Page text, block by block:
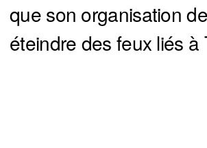
que son organisation
éteindre des feux liés à